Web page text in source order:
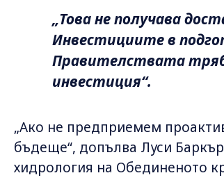
„Това не получава
Инвестициите в
Правителствата
инвестиция“.
„Ако не предприемем
бъдеще“, допълва Луси
хидрология на Обединеното